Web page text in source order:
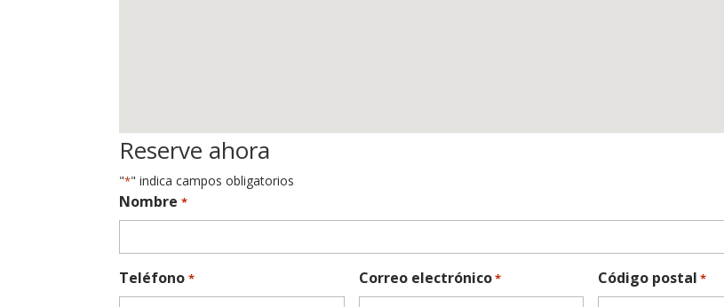
Reserve ahora
"*" indica campos obligatorios
Nombre *
Teléfono * Correo electrónico* Código postal *